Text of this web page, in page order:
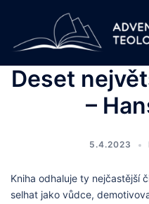
content
Deset
–
5.4.2023
Kniha odhaluje ty nejčastější
selhat jako vůdce,